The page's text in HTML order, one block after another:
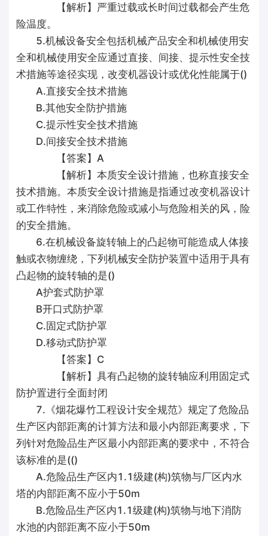
【解析】严重过载或长时间过载都会产生危
险温度。
5.机械设备安全包括机械产品安全和机械使用安
全和机械使用安全应通过直接、间接、提示性安全技
术措施等途径实现，改变机器设计或优化性能属于()
A.直接安全技术措施
B.其他安全防护措施
C.提示性安全技术措施
D.间接安全技术措施
【答案】A
【解析】本质安全设计措施，也称直接安全
技术措施。本质安全设计措施是指通过改变机器设计
或工作特性，来消除危险或减小与危险相关的风，险
的安全措施。
6.在机械设备旋转轴上的凸起物可能造成人体接
触或衣物缠绕，下列机械安全防护装置中适用于具有
凸起物的旋转轴的是()
A护套式防护罩
B开口式防护罩
C.固定式防护罩
D.移动式防护罩
【答案】C
【解析】具有凸起物的旋转轴应利用固定式
防护置进行全面封闭
7.《烟花爆竹工程设计安全规范》规定了危险品
生产区内部距离的计算方法和最小内部距离要求，下
列针对危险品生产区最小内部距离的要求中，不符合
该标准的是(()
A.危险品生产区内1.1级建(构)筑物与厂区内水
塔的内部距离不应小于50m
B.危险品生产区内1.1级建(构)筑物与地下消防
水池的内部距离不应小于50m